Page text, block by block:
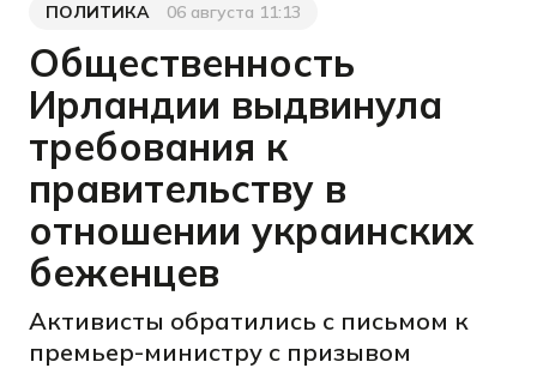
Категория
ПОЛИТИКА
Дата публикации06 августа 11:13
Общественность
Ирландии выдвинула
требования к
правительству в
отношении украинских
беженцев
Активисты обратились с письмом к
премьер-министру с призывом